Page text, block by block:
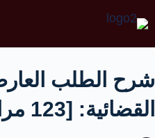
شرح الطلب
القضائية: [123 مرافعات]